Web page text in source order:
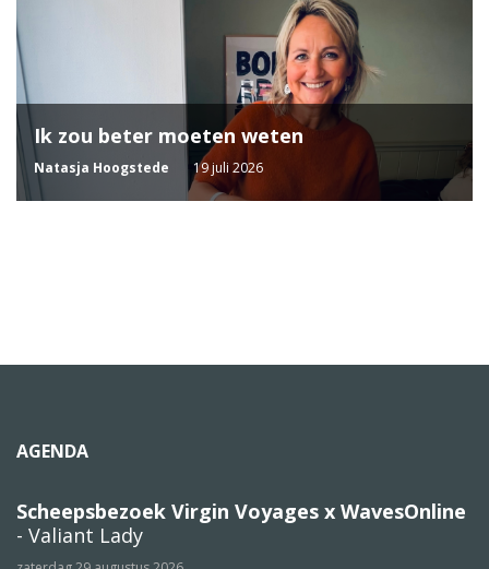
Ik zou beter moeten weten
Natasja Hoogstede 19 juli 2026
AGENDA
Scheepsbezoek Virgin Voyages x WavesOnline
- Valiant Lady